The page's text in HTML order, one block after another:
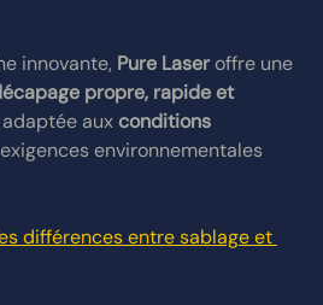
innovante, Pure Laser offre une
propre, rapide et
aux conditions
environnementales
différences entre sablage et